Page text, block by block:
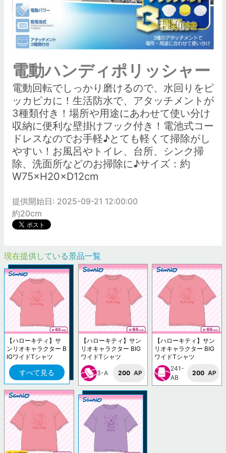
電動ハンディポリッシャー
電動回転でしっかり磨けるので、水回りをピ
ッカピカに！生活防水で、アタッチメントが
3種類付き！場所や用途にあわせて使い分け
収納に便利な壁掛けフック付き！電池式コー
ドレスなのでお手軽♪とても軽くて掃除がし
やすい！お風呂やトイレ、台所、シンク掃
除、洗面所などのお掃除に♪サイズ：約
W75×H20×D12cm
提供開始日: 2025-09-21 12:00:00
約20cm
現在提供している景品一覧
【ハローキティ】サ
ンリオキャラクター B
IGワイドTシャツ
すべて見る
【ハローキティ】サン
リオキャラクター BIG
ワイドTシャツ
3-A 200 AP
【ハローキティ】サン
リオキャラクター BIG
ワイドTシャツ
241-
AB
200 AP